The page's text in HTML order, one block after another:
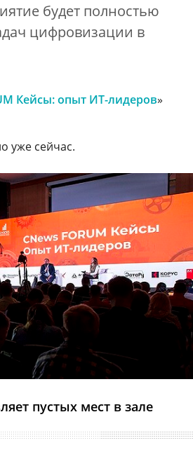
будет полностью
цифровизации в
Кейсы: опыт ИТ-лидеров»
уже сейчас.
пустых мест в зале